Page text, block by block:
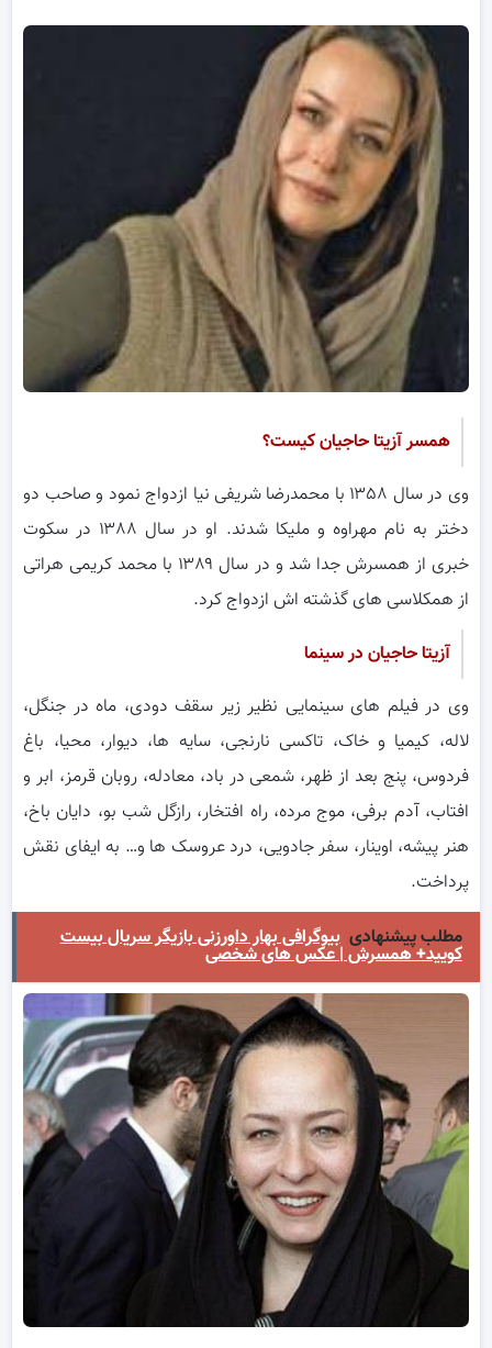
همسر آزیتا حاجیان کیست؟
وی در سال ۱۳۵۸ با محمدرضا شریفی نیا ازدواج نمود و صاحب دو
دختر به نام مهراوه و ملیکا شدند. او در سال ۱۳۸۸ در سکوت
خبری از همسرش جدا شد و در سال ۱۳۸۹ با محمد کریمی هراتی
از همکلاسی های گذشته اش ازدواج کرد.
آزیتا حاجیان در سینما
وی در فیلم های سینمایی نظیر زیر سقف دودی، ماه در جنگل،
لاله، کیمیا و خاک، تاکسی نارنجی، سایه ها، دیوار، محیا، باغ
فردوس، پنج بعد از ظهر، شمعی در باد، معادله، روبان قرمز، ابر و
افتاب، آدم برفی، موج مرده، راه افتخار، رازگل شب بو، دایان باخ،
هنر پیشه، اوینار، سفر جادویی، درد عروسک ها و… به ایفای نقش
پرداخت.
مطلب پیشنهادی بیوگرافی بهار داورزنی بازیگر سریال بیست
کویید+ همسرش | عکس های شخصی